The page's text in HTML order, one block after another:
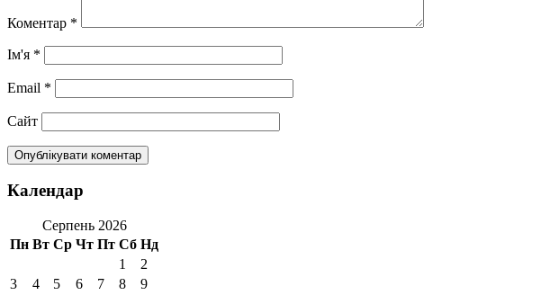
Коментар *
Ім'я *
Email *
Сайт
Календар
Серпень 2026
Пн Вт Ср Чт Пт Сб Нд
1
2
3
4 5 6 7 8
9